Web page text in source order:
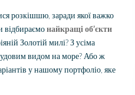
розкішшю, заради якої важко
відбираємонайкращі об’єкти
Золотій милі? З усіма
видом на море? Або ж
у нашому портфоліо, яке